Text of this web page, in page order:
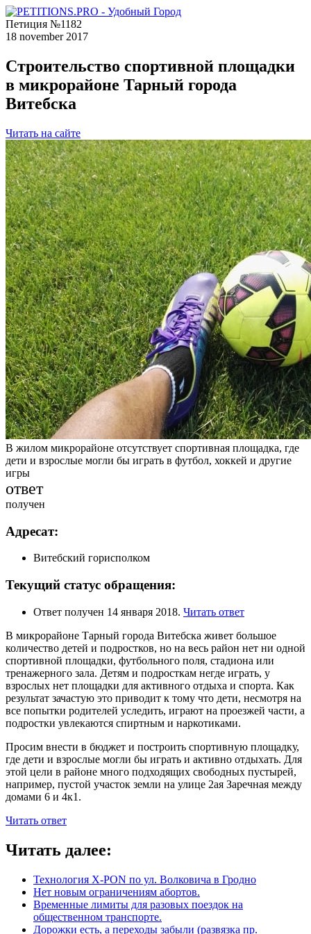
Петиция №1182
18 november 2017
Строительство спортивной площадки
в микрорайоне Тарный города
Витебска
Читать на сайте
В жилом микрорайоне отсутствует спортивная площадка, где
дети и взрослые могли бы играть в футбол, хоккей и другие
игры
ответ
получен
Адресат:
Витебский горисполком
Текущий статус обращения:
Ответ получен 14 января 2018. Читать ответ
В микрорайоне Тарный города Витебска живет большое
количество детей и подростков, но на весь район нет ни одной
спортивной площадки, футбольного поля, стадиона или
тренажерного зала. Детям и подросткам негде играть, у
взрослых нет площадки для активного отдыха и спорта. Как
результат зачастую это приводит к тому что дети, несмотря на
все попытки родителей уследить, играют на проезжей части, а
подростки увлекаются спиртным и наркотиками.
Просим внести в бюджет и построить спортивную площадку,
где дети и взрослые могли бы играть и активно отдыхать. Для
этой цели в районе много подходящих свободных пустырей,
например, пустой участок земли на улице 2ая Заречная между
домами 6 и 4к1.
Читать ответ
Читать далее:
Технология X-PON по ул. Волковича в Гродно
Нет новым ограничениям абортов.
Временные лимиты для разовых поездок на
общественном транспорте.
Дорожки есть, а переходы забыли (развязка пр.